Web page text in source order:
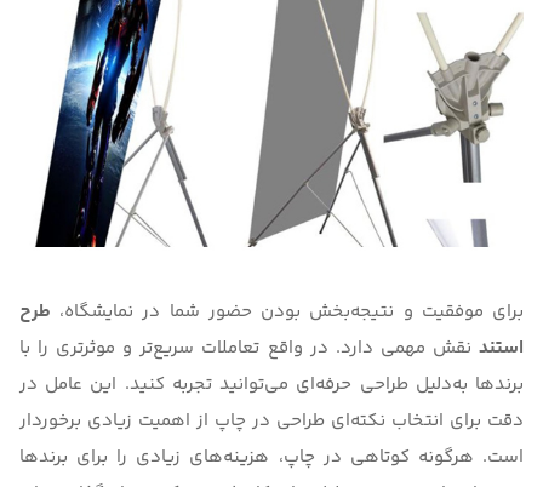
برای موفقیت و نتیجه‌بخش بودن حضور شما در نمایشگاه، طرح
استند نقش مهمی دارد. در واقع تعاملات سریع‌تر و موثرتری را با
برندها به‌دلیل طراحی حرفه‌ای می‌توانید تجربه کنید. این عامل در
دقت برای انتخاب نکته‌ای طراحی در چاپ از اهمیت زیادی برخوردار
است. هرگونه کوتاهی در چاپ، هزینه‌های زیادی را برای برندها